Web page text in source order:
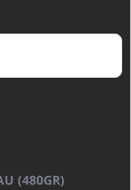
(480GR)